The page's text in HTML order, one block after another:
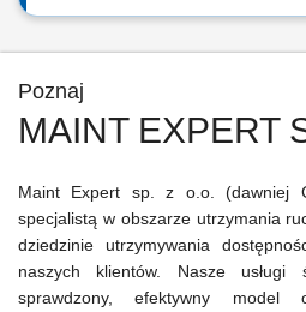
Poznaj
MAINT EXPERT
Maint Expert sp. z o.o. (dawniej
specjalistą w obszarze utrzymania
dziedzinie utrzymywania
naszych klientów. Nasze
sprawdzony, efektywny model